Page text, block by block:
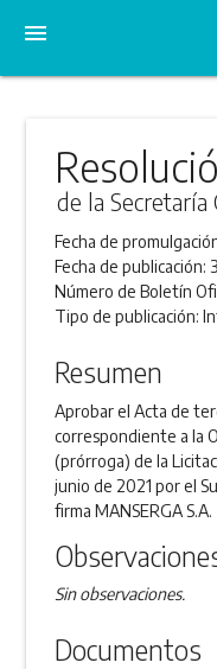
menu
de la Secretaría
Fecha de
Fecha de publicación:
Número de Boletín
Tipo de publicación:
Resumen
Aprobar el Acta de
correspondiente a la
(prórroga) de la
junio de 2021 por el
firma MANSERGA S.A.
Sin observaciones.
Documentos